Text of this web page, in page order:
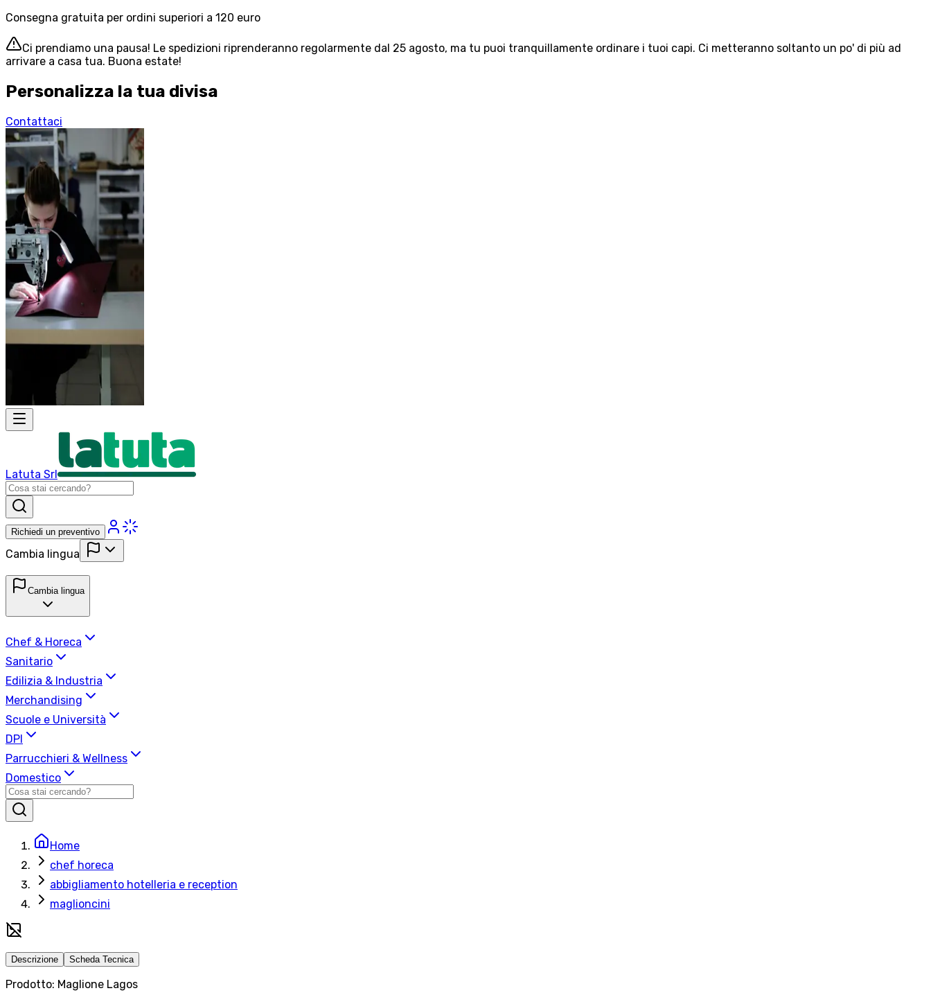
Consegna gratuita per ordini superiori a 120 euro
Ci prendiamo una pausa! Le spedizioni riprenderanno regolarmente dal 25 agosto, ma tu puoi tranquillamente ordinare i tuoi capi. Ci metteranno soltanto un po' di più ad
arrivare a casa tua. Buona estate!
Personalizza la tua divisa
Contattaci
Latuta Srl
Richiedi un preventivo
Cambia lingua
Cambia lingua
Chef & Horeca
Sanitario
Edilizia & Industria
Merchandising
Scuole e Università
DPI
Parrucchieri & Wellness
Domestico
Home
chef horeca
abbigliamento hotelleria e reception
maglioncini
Descrizione Scheda Tecnica
Prodotto: Maglione Lagos